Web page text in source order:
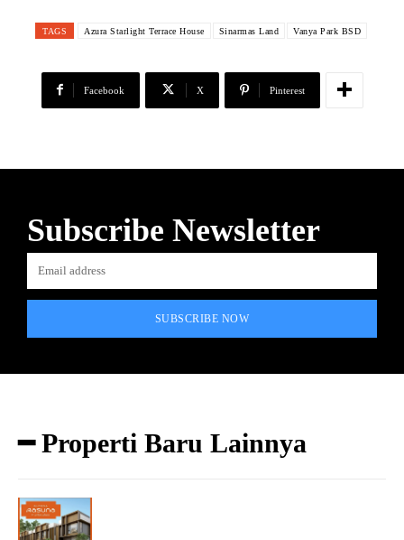
TAGS Azura Starlight Terrace House Sinarmas Land Vanya Park BSD
Facebook X Pinterest
Subscribe Newsletter
SUBSCRIBE NOW
━ Properti Baru Lainnya